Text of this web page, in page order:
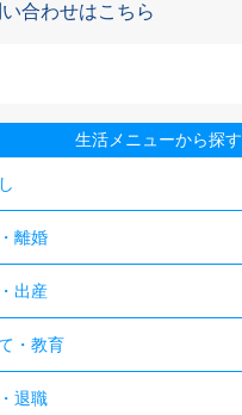
合わせはこちら
生活メニューから探す
離婚
出産
・教育
退職